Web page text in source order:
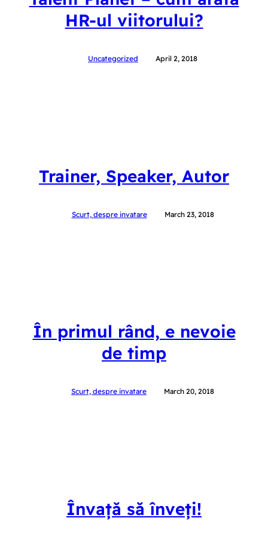
HR-ul viitorului?
Uncategorized April 2, 2018
Trainer, Speaker, Autor
Scurt, despre invatare March 23, 2018
În primul rând, e nevoie
de timp
Scurt, despre invatare March 20, 2018
Învață să înveți!